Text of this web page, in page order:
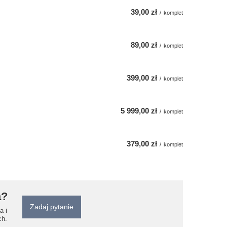
39,00 zł / komplet
89,00 zł / komplet
399,00 zł / komplet
5 999,00 zł / komplet
379,00 zł / komplet
i
Zadaj pytanie